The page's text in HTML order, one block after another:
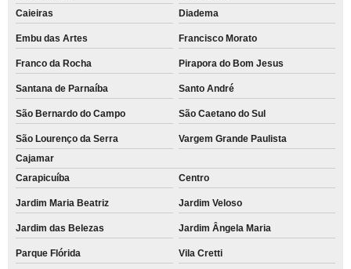
Caieiras
Diadema
Embu das Artes Francisco Morato
Franco da Rocha Pirapora do Bom Jesus
Santana de Parnaíba Santo André
São Bernardo do Campo São Caetano do Sul
São Lourenço da Serra
Vargem Grande Paulista
Cajamar
Carapicuíba
Centro
Jardim Maria Beatriz Jardim Veloso
Jardim das Belezas Jardim Ângela Maria
Parque Flórida Vila Cretti